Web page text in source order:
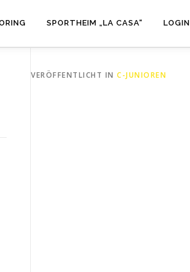
SPORTHEIM „LA CASA“ LOGIN
VERÖFFENTLICHT IN C-JUNIOREN